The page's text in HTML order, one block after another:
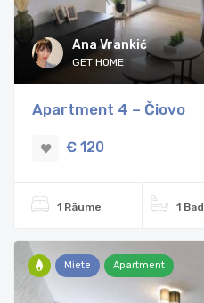
Ana Vrankić
GET HOME
Apartment 4 – Čiovo
€ 120
1 Räume 1 Bad
Miete Apartment